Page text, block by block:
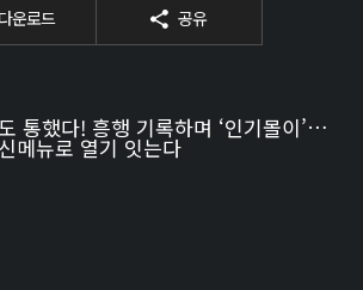
다운로드 공유
통했다! 흥행 기록하며 ‘인기몰이’…
메뉴로 열기 잇는다